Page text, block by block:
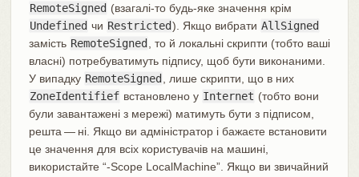
RemoteSigned (взагалі-то будь-яке значення крім
Undefined чи Restricted). Якщо вибрати AllSigned
замість RemoteSigned , то й локальні скрипти (тобто ваші
власні) потребуватимуть підпису, щоб бути виконаними.
У випадку RemoteSigned , лише скрипти, що в них
ZoneIdentifief встановлено у Internet (тобто вони
були завантажені з мережі) матимуть бути з підписом,
решта — ні. Якщо ви адміністратор і бажаєте встановити
це значення для всіх користувачів на машині,
використайте “-Scope LocalMachine”. Якщо ви звичайний